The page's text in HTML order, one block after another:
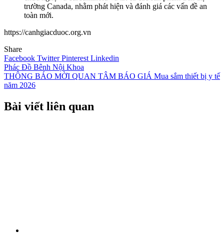
trường Canada, nhằm phát hiện và đánh giá các vấn đề an
toàn mới.
https://canhgiacduoc.org.vn
Share
Facebook TwitterPinterest Linkedin
Điều
hướng
viết
Phác Đồ Bênh Nội Khoa
THÔNG BÁO MỜI QUAN TÂM BÁO GIÁ Mua sắm thiết bị y tế
năm 2026
Bài viết liên quan